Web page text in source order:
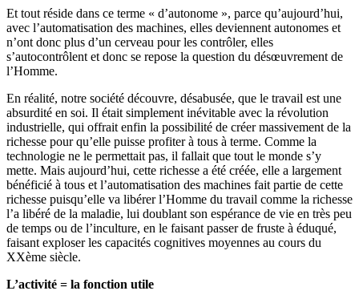
Et tout réside dans ce terme « d’autonome », parce qu’aujourd’hui,
avec l’automatisation des machines, elles deviennent autonomes et
n’ont donc plus d’un cerveau pour les contrôler, elles
s’autocontrôlent et donc se repose la question du désœuvrement de
l’Homme.
En réalité, notre société découvre, désabusée, que le travail est une
absurdité en soi. Il était simplement inévitable avec la révolution
industrielle, qui offrait enfin la possibilité de créer massivement de la
richesse pour qu’elle puisse profiter à tous à terme. Comme la
technologie ne le permettait pas, il fallait que tout le monde s’y
mette. Mais aujourd’hui, cette richesse a été créée, elle a largement
bénéficié à tous et l’automatisation des machines fait partie de cette
richesse puisqu’elle va libérer l’Homme du travail comme la richesse
l’a libéré de la maladie, lui doublant son espérance de vie en très peu
de temps ou de l’inculture, en le faisant passer de fruste à éduqué,
faisant exploser les capacités cognitives moyennes au cours du
XXème siècle.
L’activité = la fonction utile